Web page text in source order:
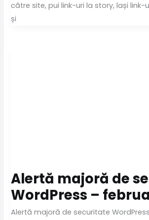
către site, pui link-uri la story, lași link-
și
Alertă majoră de
WordPress –
Alertă majoră de securitate